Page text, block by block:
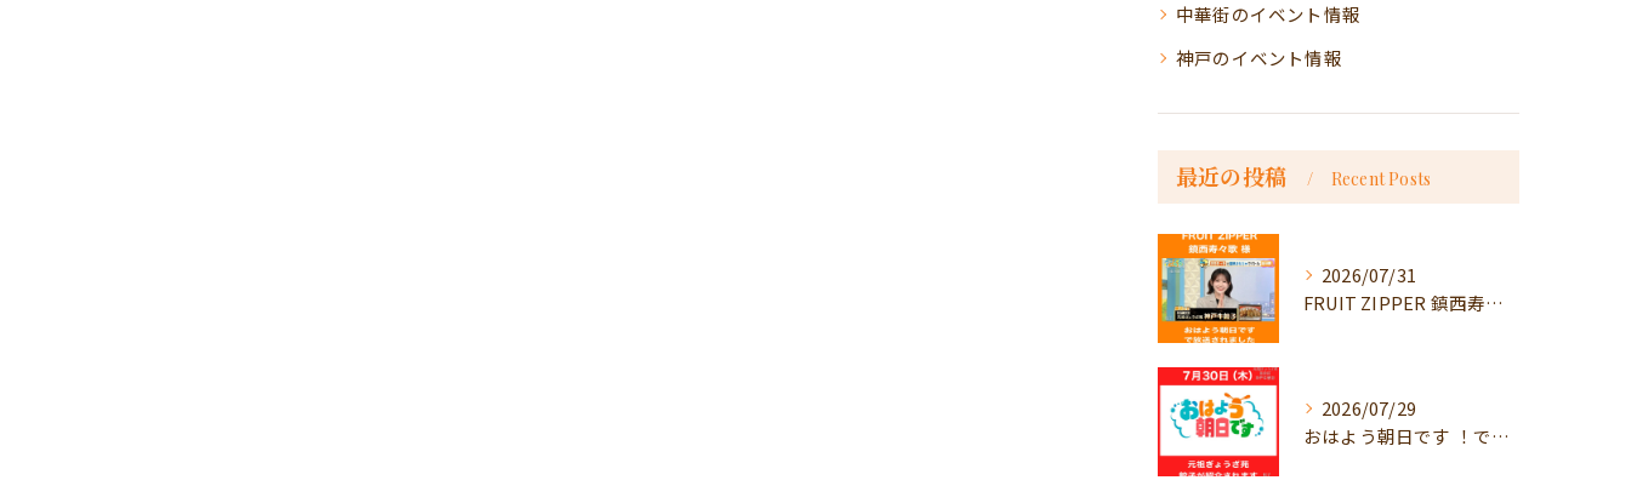
中華街のイベント情報
神戸のイベント情報
最近の投稿 Recent Posts
2026/07/31
FRUIT ZIPPER 鎮西寿々歌様が！
2026/07/29
おはよう朝日です ！で放送